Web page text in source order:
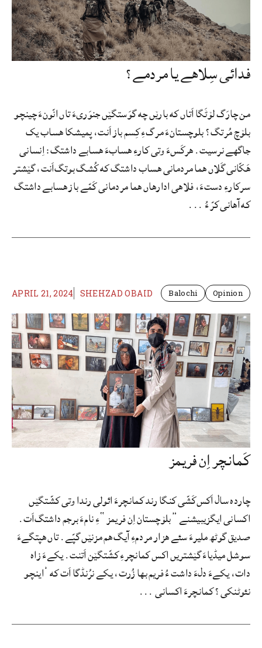
فدائی سِلاهے یا مردمے؟
من چارَگ لۆٹَگا اَتاں که بارێں چه گوَستگێں جنوَریءَ تاں انّونءَ چینچو
بلۆچ مُرتگ؟ بلوچستانءَ مرگءِ کِسم باز اَنت، پمیشکا ھساب یک
جاگھے نرسیت. هرکَسءَ وتی کارءِ هسابءَ هسابے داشتگ: اِنسانی
هَکّانی گَلاں هما مردمانی هساب داشتگ که کُشگ بوتگ‌اَنت، گێشتر
سرکارءِ دستءَ، فلاهی ادارهاں هما مردمانی کَمّے باز هسابے داشتگ
که آهانی کرّ ءُ ...
APRIL 21, 2024 SHEHZAD OBAID Balochi Opinion
کَمانچر اِن فریمز
چارده سال اَکس‌کَشّی کنگا رند کمانچرءَ ائولی رندا وتی کشّتگێں
اکسانی ایگزیبیشنے ”بلۆچستان اِن فریمز“ءِ نامءَ برجم داشتگ‌اَت.
صدیق گوٹھ ملیرءَ سئے هزار مردمءِ آیگ هم مزنێں گپّے. تاں هپتگےءَ
سوشل میڈیاءَ گێشتریں اکس کمانچرءِ کشّتگێن اَتنت. یکےءَ زاه
دات، یکےءَ دلءَ داشت ءُ فریم بها زُرت، یکے نرُنڈگا اَت که ’اینچو
نئوٹنکی؟ کمانچرءَ اکسانی ...